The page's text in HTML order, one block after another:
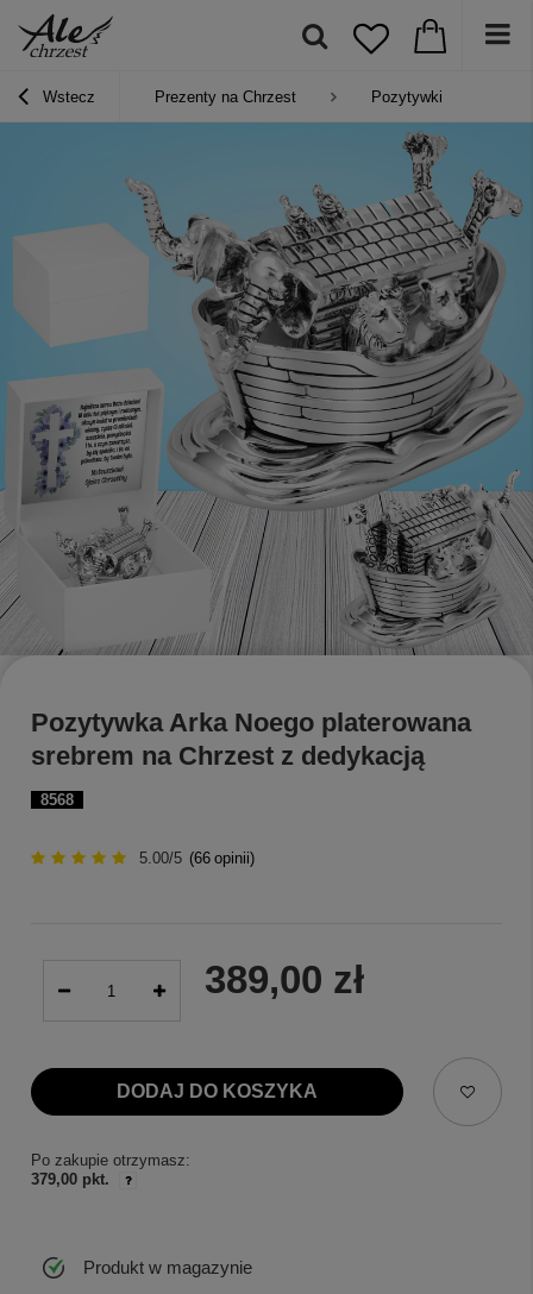
Wstecz Prezenty na Chrzest Pozytywki
8568
Pozytywka Arka Noego platerowana
srebrem na Chrzest z dedykacją
5.00/5 (66 opinii)
389,00 zł
DODAJ DO KOSZYKA
Po zakupie otrzymasz:
379,00 pkt.
Produkt w magazynie